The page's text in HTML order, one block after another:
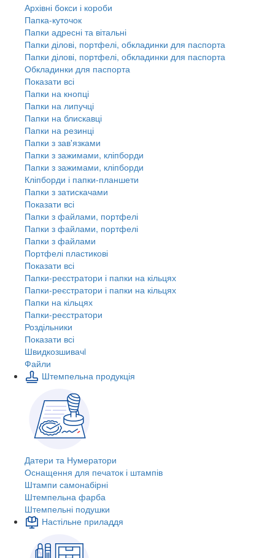
Архівні бокси і короби
Папка-куточок
Папки адресні та вітальні
Папки ділові, портфелі, обкладинки для паспорта
Папки ділові, портфелі, обкладинки для паспорта
Обкладинки для паспорта
Показати всі
Папки на кнопці
Папки на липучці
Папки на блискавці
Папки на резинці
Папки з зав'язками
Папки з зажимами, кліпборди
Папки з зажимами, кліпборди
Кліпборди і папки-планшети
Папки з затискачами
Показати всі
Папки з файлами, портфелі
Папки з файлами, портфелі
Папки з файлами
Портфелі пластикові
Показати всі
Папки-реєстратори і папки на кільцях
Папки-реєстратори і папки на кільцях
Папки на кільцях
Папки-реєстратори
Роздільники
Показати всі
Швидкозшивачi
Файли
Штемпельна продукція
Датери та Нумератори
Оснащення для печаток і штампів
Штампи самонабірні
Штемпельна фарба
Штемпельні подушки
Настільне приладдя